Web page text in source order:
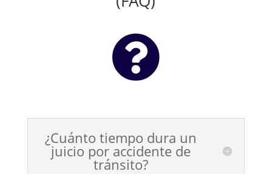

¿Cuánto tiempo dura un
juicio por accidente de
tránsito?